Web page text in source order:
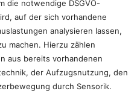
die notwendige DSGVO-
auf der sich vorhandene
analysieren lassen,
machen. Hierzu zählen
aus bereits vorhandenen
der Aufzugsnutzung, den
durch Sensorik.